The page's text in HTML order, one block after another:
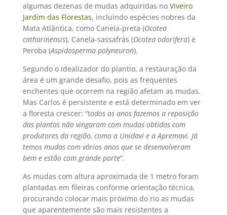
algumas dezenas de mudas adquiridas no Viveiro
Jardim das Florestas, incluindo espécies nobres da
Mata Atlântica, como Canela-preta (Ocotea
catharinensis), Canela-sassafrás (Ocotea odorifera) e
Peroba (Aspidosperma polyneuron).
Segundo o idealizador do plantio, a restauração da
área é um grande desafio, pois as frequentes
enchentes que ocorrem na região afetam as mudas.
Mas Carlos é persistente e está determinado em ver
a floresta crescer: “todos os anos fazemos a reposição
das plantas não vingaram com mudas obtidas com
produtores da região, como a Unidavi e a Apremavi. Já
temos mudas com vários anos que se desenvolveram
bem e estão com grande porte”.
As mudas com altura aproximada de 1 metro foram
plantadas em fileiras conforme orientação técnica,
procurando colocar mais próximo do rio as mudas
que aparentemente são mais resistentes a